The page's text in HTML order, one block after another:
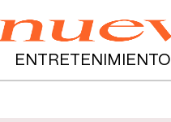
ENTRETENIMIENTO